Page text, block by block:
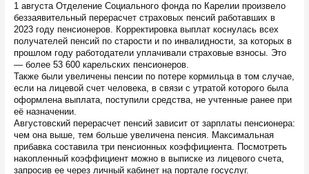
1 августа Отделение Социального фонда по Карелии произвело
беззаявительный перерасчет страховых пенсий работавших в
2023 году пенсионеров. Корректировка выплат коснулась всех
получателей пенсий по старости и по инвалидности, за которых в
прошлом году работодатели уплачивали страховые взносы. Это
— более 53 600 карельских пенсионеров.
Также были увеличены пенсии по потере кормильца в том случае,
если на лицевой счет человека, в связи с утратой которого была
оформлена выплата, поступили средства, не учтенные ранее при
её назначении.
Августовский перерасчет пенсий зависит от зарплаты пенсионера:
чем она выше, тем больше увеличена пенсия. Максимальная
прибавка составила три пенсионных коэффициента. Посмотреть
накопленный коэффициент можно в выписке из лицевого счета,
запросив ее через личный кабинет на портале госуслуг.